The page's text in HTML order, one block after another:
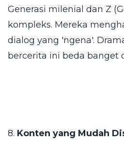
Generasi milenial dan Z
kompleks. Mereka
dialog yang 'ngena'.
bercerita ini beda banget
8. Konten yang Mudah